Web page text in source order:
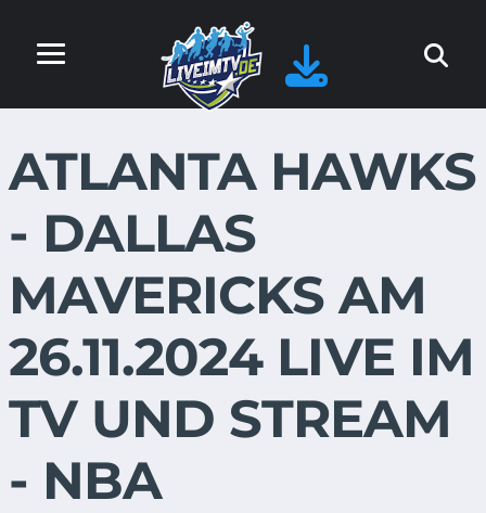
ATLANTA HAWKS
- DALLAS
MAVERICKS AM
26.11.2024 LIVE IM
TV UND STREAM
- NBA